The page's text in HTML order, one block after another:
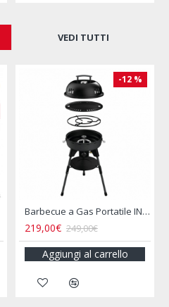
VEDI TUTTI
-12 %
Barbecue a Gas Portatile INCASA
219,00€ 249,00€
Aggiungi al carrello